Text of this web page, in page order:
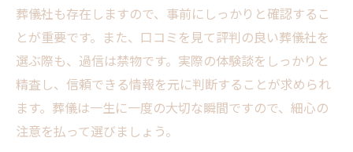
葬儀社も存在しますので、事前にしっかりと確認するこ
とが重要です。また、口コミを見て評判の良い葬儀社を
選ぶ際も、過信は禁物です。実際の体験談をしっかりと
精査し、信頼できる情報を元に判断することが求められ
ます。葬儀は一生に一度の大切な瞬間ですので、細心の
注意を払って選びましょう。